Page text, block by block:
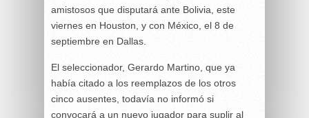
amistosos que disputará ante Bolivia, este
viernes en Houston, y con México, el 8 de
septiembre en Dallas.
El seleccionador, Gerardo Martino, que ya
había citado a los reemplazos de los otros
cinco ausentes, todavía no informó si
convocará a un nuevo jugador para suplir al